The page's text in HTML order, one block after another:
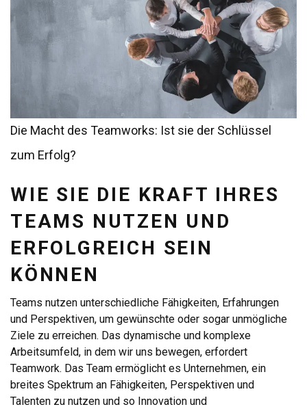
Die Macht des Teamworks: Ist sie der Schlüssel
zum Erfolg?
WIE SIE DIE KRAFT IHRES
TEAMS NUTZEN UND
ERFOLGREICH SEIN
KÖNNEN
Teams nutzen unterschiedliche Fähigkeiten, Erfahrungen
und Perspektiven, um gewünschte oder sogar unmögliche
Ziele zu erreichen. Das dynamische und komplexe
Arbeitsumfeld, in dem wir uns bewegen, erfordert
Teamwork. Das Team ermöglicht es Unternehmen, ein
breites Spektrum an Fähigkeiten, Perspektiven und
Talenten zu nutzen und so Innovation und